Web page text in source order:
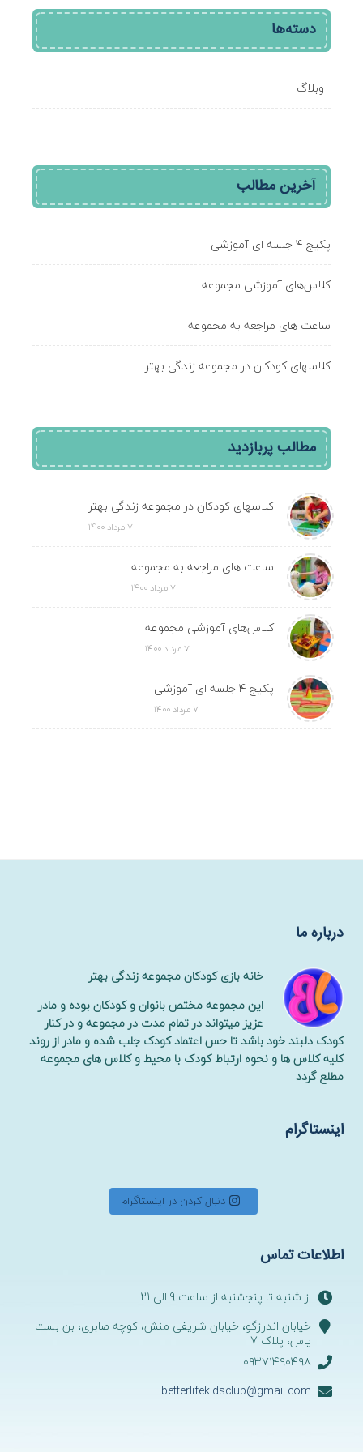
دسته‌ها
وبلاگ
آخرین مطالب
پکیج ۴ جلسه ای آموزشی
کلاس‌های آموزشی مجموعه
ساعت های مراجعه به مجموعه
کلاسهای کودکان در مجموعه زندگی بهتر
مطالب پربازدید
کلاسهای کودکان در مجموعه زندگی بهتر
۷ مرداد ۱۴۰۰
ساعت های مراجعه به مجموعه
۷ مرداد ۱۴۰۰
کلاس‌های آموزشی مجموعه
۷ مرداد ۱۴۰۰
پکیج ۴ جلسه ای آموزشی
۷ مرداد ۱۴۰۰
درباره ما
خانه بازی کودکان مجموعه زندگی بهتر
این مجموعه مختص بانوان و کودکان بوده و مادر
عزیز میتواند در تمام مدت در مجموعه و در کنار
کودک دلبند خود باشد تا حس اعتماد کودک جلب شده و مادر از روند
کلیه کلاس ها و نحوه ارتباط کودک با محیط و کلاس های مجموعه
مطلع گردد
اینستاگرام
دنبال کردن در اینستاگرام
اطلاعات تماس
از شنبه تا پنجشنبه از ساعت 9 الی 21
خیابان اندرزگو، خیابان شریفی منش، کوچه صابری، بن بست
یاس، پلاک 7
۰۹۳۷۱۴۹۰۴۹۸
betterlifekidsclub@gmail.com